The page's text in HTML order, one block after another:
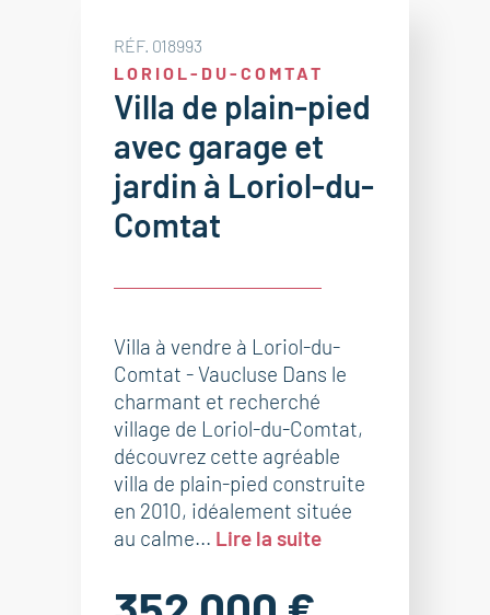
RÉF. 018993
LORIOL-DU-COMTAT
Villa de plain-pied
avec garage et
jardin à Loriol-du-
Comtat
Villa à vendre à Loriol-du-
Comtat - Vaucluse Dans le
charmant et recherché
village de Loriol-du-Comtat,
découvrez cette agréable
villa de plain-pied construite
en 2010, idéalement située
au calme... Lire la suite